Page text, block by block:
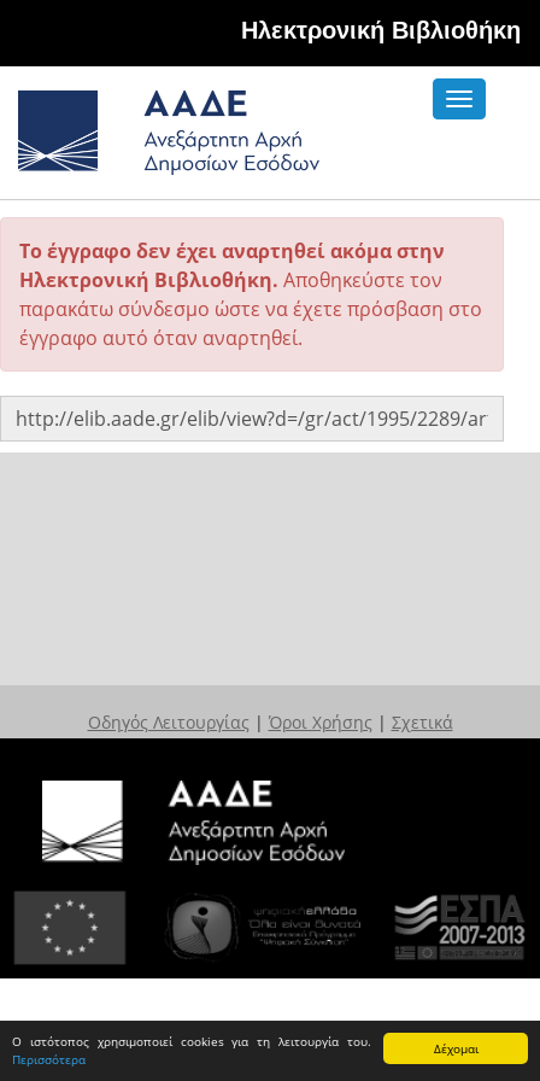
Δέχομαι
Ο ιστότοπος χρησιμοποιεί cookies για τη λειτουργία του.
Περισσότερα
Hλεκτρονική Βιβλιοθήκη
Toggle
Το έγγραφο δεν έχει αναρτηθεί ακόμα στην
Ηλεκτρονική Βιβλιοθήκη. Αποθηκεύστε τον
παρακάτω σύνδεσμο ώστε να έχετε πρόσβαση στο
έγγραφο αυτό όταν αναρτηθεί.
Οδηγός Λειτουργίας | Όροι Χρήσης | Σχετικά